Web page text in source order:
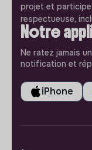
projet et
respectueuse,
Notre
Ne ratez jamais
notification et
iPhone